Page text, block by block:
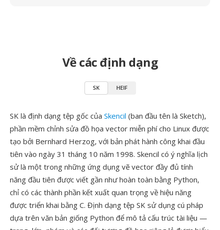
Về các định dạng
SK HEIF
SK là định dạng tệp gốc của Skencil (ban đầu tên là Sketch),
phần mềm chỉnh sửa đồ họa vector miễn phí cho Linux được
tạo bởi Bernhard Herzog, với bản phát hành công khai đầu
tiên vào ngày 31 tháng 10 năm 1998. Skencil có ý nghĩa lịch
sử là một trong những ứng dụng vẽ vector đầy đủ tính
năng đầu tiên được viết gần như hoàn toàn bằng Python,
chỉ có các thành phần kết xuất quan trọng về hiệu năng
được triển khai bằng C. Định dạng tệp SK sử dụng cú pháp
dựa trên văn bản giống Python để mô tả cấu trúc tài liệu —